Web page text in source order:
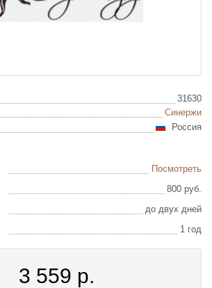
31630
Синержи
Россия
Посмотреть
800 руб.
до двух дней
1 год
3 559 р.